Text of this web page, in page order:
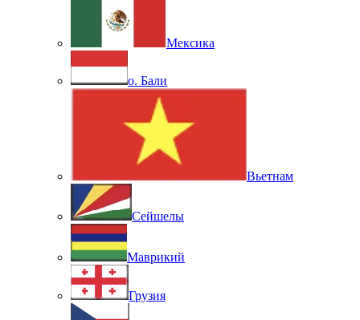
Мексика
о. Бали
Вьетнам
Сейшелы
Маврикий
Грузия